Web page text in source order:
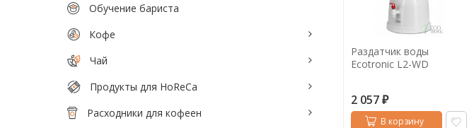
Санитарно-гигиеническое
оборудование
Тепловое оборудование для кафе
Раздатчик воды
Ecotronic L2-WD
2 057 ₽
В корзину
Обучение бариста
Кофе
Чай
Продукты для HoReCa
Расходники для кофеен